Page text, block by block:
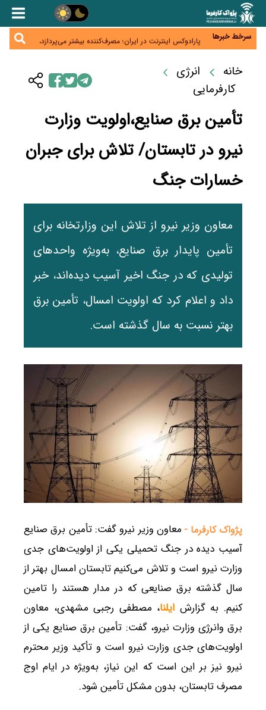
سرخط خبرها
زائران اربعین نگران ارز باقی‌مانده نباشند؛ خرید دینار در
جنگ کریدورها وارد فاز جدید شد؛ سرمایه‌گذاری ۳۴۵
پارادوکس اینترنت در ایران؛ مصرف‌کننده بیشتر می‌پردازد،
شبکه کمتر توسعه می‌یابد
جدید سیاست‌های مالیاتی در حمایت از تولید
معمای تأمین ۸۰ همت معوقات بازنشستگان؛ بانک رفاه
خانه
انرژی
کارفرمایی
تأمین برق صنایع،اولویت وزارت
نیرو در تابستان/ تلاش برای جبران
خسارات جنگ
معاون وزیر نیرو از تلاش این وزارتخانه برای
تأمین پایدار برق صنایع، به‌ویژه واحدهای
تولیدی که در جنگ اخیر آسیب دیده‌اند، خبر
داد و اعلام کرد که اولویت امسال، تأمین برق
بهتر نسبت به سال گذشته است.
پژواک کارفرما - معاون وزیر نیرو گفت: تأمین برق صنایع
آسیب دیده در جنگ تحمیلی یکی از اولویت‌های جدی
وزارت نیرو است و تلاش می‌کنیم تابستان امسال بهتر از
سال گذشته برق صنایعی که در مدار هستند را تامین
کنیم. به گزارش ایلنا، مصطفی رجبی مشهدی، معاون
برق و‌انرژی وزارت نیرو، گفت: تأمین برق صنایع یکی از
اولویت‌های جدی وزارت نیرو است و تأکید وزیر محترم
نیرو نیز بر این است که این نیاز، به‌ویژه در ایام اوج
مصرف تابستان، بدون مشکل تأمین شود.